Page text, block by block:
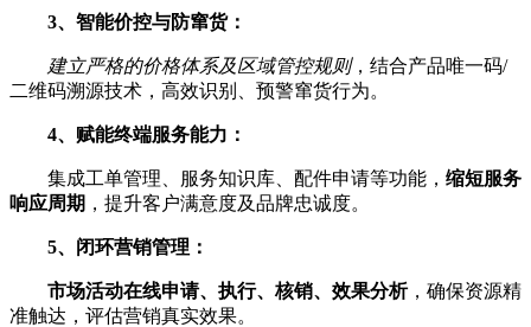
3、智能价控与防窜货：
建立严格的价格体系及区域管控规则，结合产品唯一码/
二维码溯源技术，高效识别、预警窜货行为。
4、赋能终端服务能力：
集成工单管理、服务知识库、配件申请等功能， 缩短服务
响应周期 ，提升客户满意度及品牌忠诚度。
5、闭环营销管理：
市场活动在线申请、执行、核销、效果分析，确保资源精
准触达，评估营销真实效果。